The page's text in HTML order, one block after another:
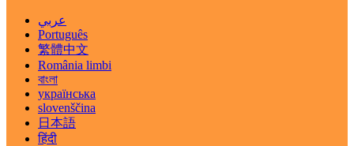
عربي
Português
繁體中文
România limbi
বাংলা
українська
slovenščina
日本語
हिंदी